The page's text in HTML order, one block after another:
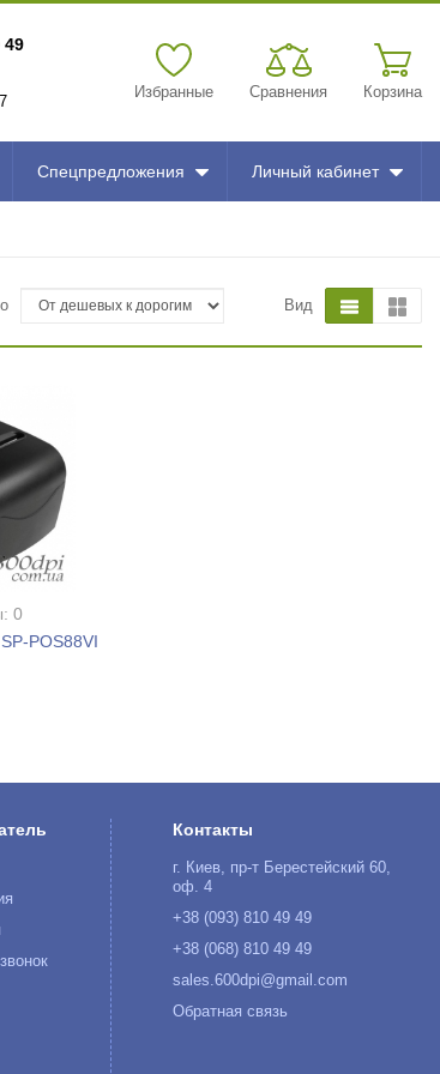
49
Избранные Сравнения Корзина
Спецпредложения Личный кабинет
Вид
0
POS88VI
Контакты
г. Киев, пр-т Берестейский 60,
оф. 4
+38 (093) 810 49 49
+38 (068) 810 49 49
sales.600dpi@gmail.com
Обратная связь